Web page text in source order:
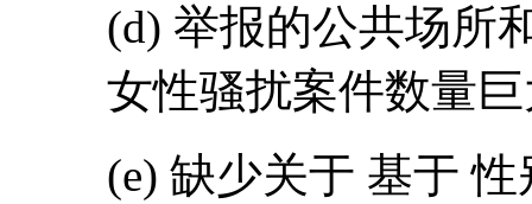
(d) 举报的公共场所
女性骚扰案件数量
(e) 缺少关于 基于